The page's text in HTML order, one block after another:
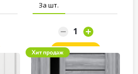
За шт.
Заказать